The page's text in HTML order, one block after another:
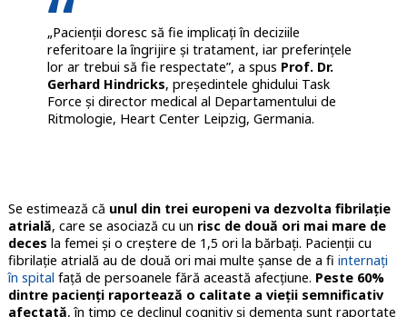
„Pacienții doresc să fie implicați în deciziile
referitoare la îngrijire și tratament, iar preferințele
lor ar trebui să fie respectate”, a spus Prof. Dr.
Gerhard Hindricks, președintele ghidului Task
Force și director medical al Departamentului de
Ritmologie, Heart Center Leipzig, Germania.
Se estimează că unul din trei europeni va dezvolta fibrilație
atrială, care se asociază cu un risc de două ori mai mare de
deces la femei și o creștere de 1,5 ori la bărbați. Pacienții cu
fibrilație atrială au de două ori mai multe șanse de a fi internați
în spital față de persoanele fără această afecțiune. Peste 60%
dintre pacienți raportează o calitate a vieții semnificativ
afectată, în timp ce declinul cognitiv și demența sunt raportate